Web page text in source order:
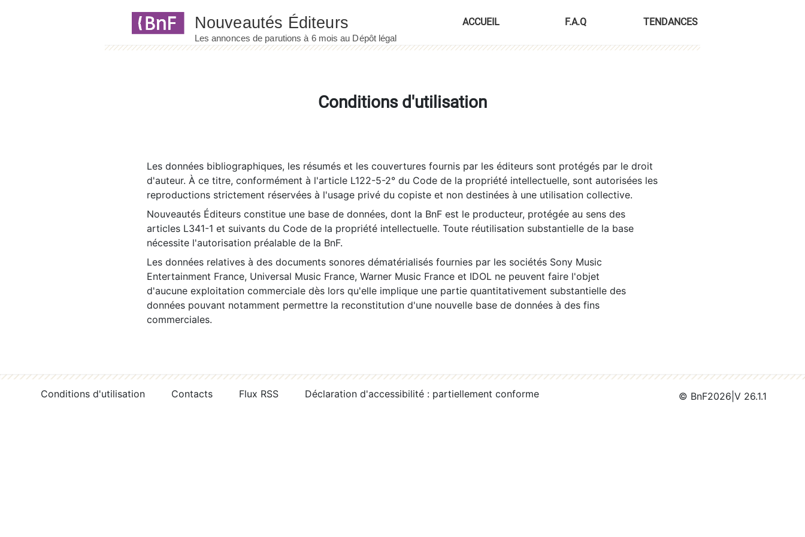
ACCUEIL F.A.Q TENDANCES
Conditions d'utilisation
Les données bibliographiques, les résumés et les couvertures fournis par les éditeurs sont protégés par le droit
d'auteur. À ce titre, conformément à l'article L122-5-2° du Code de la propriété intellectuelle, sont autorisées les
reproductions strictement réservées à l'usage privé du copiste et non destinées à une utilisation collective.
Nouveautés Éditeurs constitue une base de données, dont la BnF est le producteur, protégée au sens des
articles L341-1 et suivants du Code de la propriété intellectuelle. Toute réutilisation substantielle de la base
nécessite l'autorisation préalable de la BnF.
Les données relatives à des documents sonores dématérialisés fournies par les sociétés Sony Music
Entertainment France, Universal Music France, Warner Music France et IDOL ne peuvent faire l'objet
d'aucune exploitation commerciale dès lors qu'elle implique une partie quantitativement substantielle des
données pouvant notamment permettre la reconstitution d'une nouvelle base de données à des fins
commerciales.
Conditions d'utilisation Contacts Flux RSS Déclaration d'accessibilité : partiellement conforme © BnF2026 V 26.1.1